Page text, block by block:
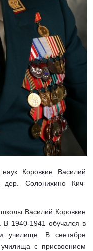
Коровкин Василий
дер. Солонихино Кич-
школы Василий Коровкин
В 1940-1941 обучался в
училище. В сентябре
с присвоением